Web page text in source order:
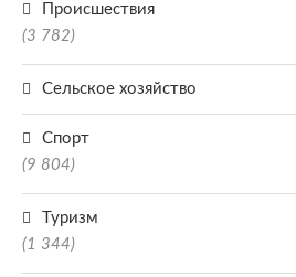
Происшествия
(3 782)
Сельское хозяйство
Спорт
(9 804)
Туризм
(1 344)